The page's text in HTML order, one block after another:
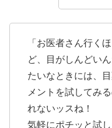
「お医者さん行く
ど、目がしんどい
たいなときには、
メントを試してみ
れないッスね！
気軽にポチッと試